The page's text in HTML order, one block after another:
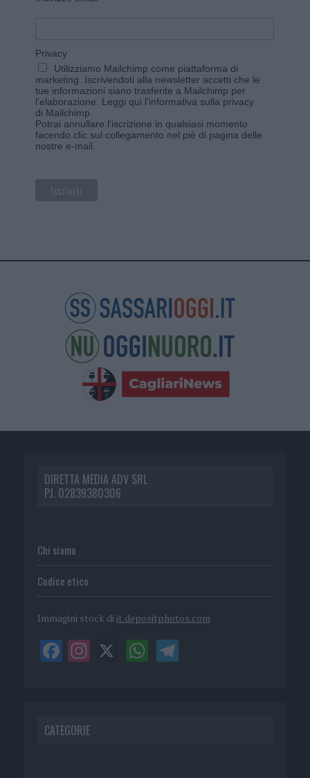
Privacy
Utilizziamo Mailchimp come piattaforma di
marketing. Iscrivendoti alla newsletter accetti che le
tue informazioni siano trasferite a Mailchimp per
l'elaborazione. Leggi qui l'informativa sulla privacy
di Mailchimp
Potrai annullare l'iscrizione in qualsiasi momento
facendo clic sul collegamento nel piè di pagina delle
nostre e-mail.
DIRETTA MEDIA ADV SRL
P.I. 02839380306
Chi siamo
Codice etico
Immagini stock di it.depositphotos.com
CATEGORIE